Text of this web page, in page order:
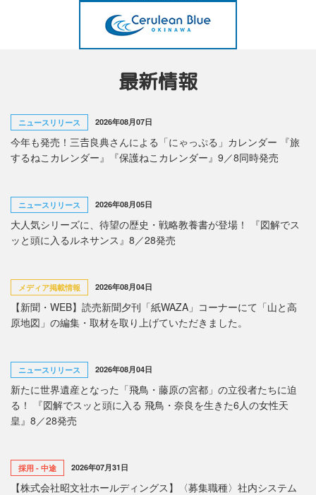
最新情報
ニュースリリース 2026年08月07日
今年も発売！三𠮷良典さんによる「にゃっぷる」カレンダー 『旅
するねこカレンダー』『保護ねこカレンダー』9／8同時発売
ニュースリリース 2026年08月05日
大人気シリーズに、待望の歴史・戦略教養書が登場！ 『図解でス
ッと頭に入るルネサンス』8／28発売
メディア掲載情報 2026年08月04日
【新聞・WEB】読売新聞夕刊「紙WAZA」コーナーにて「山と高
原地図」の編集・取材を取り上げていただきました。
ニュースリリース 2026年08月04日
新たに世界遺産となった「飛鳥・藤原の宮都」の立役者たちに迫
る！ 『図解でスッと頭に入る 飛鳥・奈良を生きた6人の女性天
皇』8／28発売
採用 - 中途 2026年07月31日
【株式会社昭文社ホールディングス】〈募集職種〉社内システム